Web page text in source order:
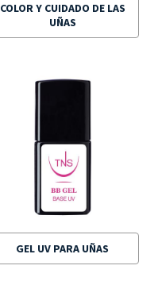
COLOR Y CUIDADO DE LAS
UÑAS
GEL UV PARA UÑAS